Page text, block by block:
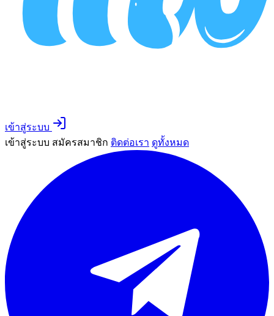
เข้าสู่ระบบ
เข้าสู่ระบบ สมัครสมาชิก ติดต่อเรา ดูทั้งหมด